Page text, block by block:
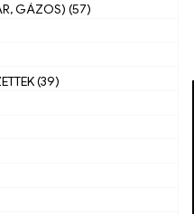
GÁZOS) (57)
(39)